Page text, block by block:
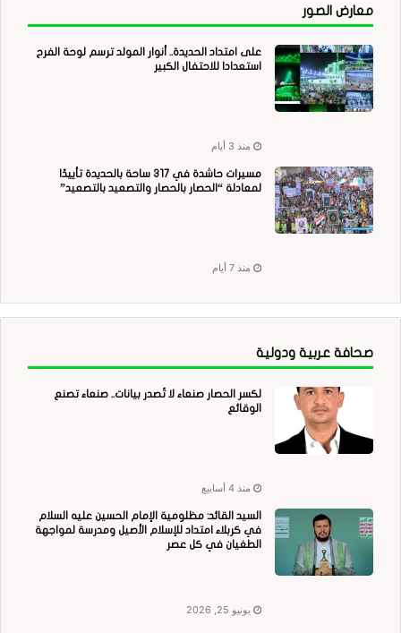
معارض الصور
على امتداد الحديدة.. أنوار المولد ترسم لوحة الفرح
استعدادا للاحتفال الكبير
منذ 3 أيام
مسيرات حاشدة في 317 ساحة بالحديدة تأييدًا
لمعادلة “الحصار بالحصار والتصعيد بالتصعيد”
منذ 7 أيام
صحافة عربية ودولية
لكسر الحصار صنعاء لا تُصدر بيانات.. صنعاء تصنع
الوقائع
منذ 4 أسابيع
السيد القائد: مظلومية الإمام الحسين عليه السلام
في كربلاء امتداد للإسلام الأصيل ومدرسة لمواجهة
الطغيان في كل عصر
يونيو 25, 2026